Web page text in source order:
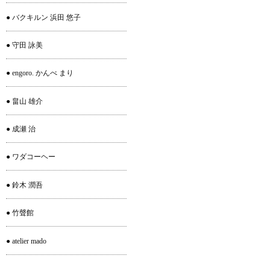
● バクキルン 浜田 悠子
● 守田 詠美
● engoro. かんべ まり
● 畠山 雄介
● 成瀬 治
● ワダコーヘー
● 鈴木 潤吾
● 竹聲館
● atelier mado